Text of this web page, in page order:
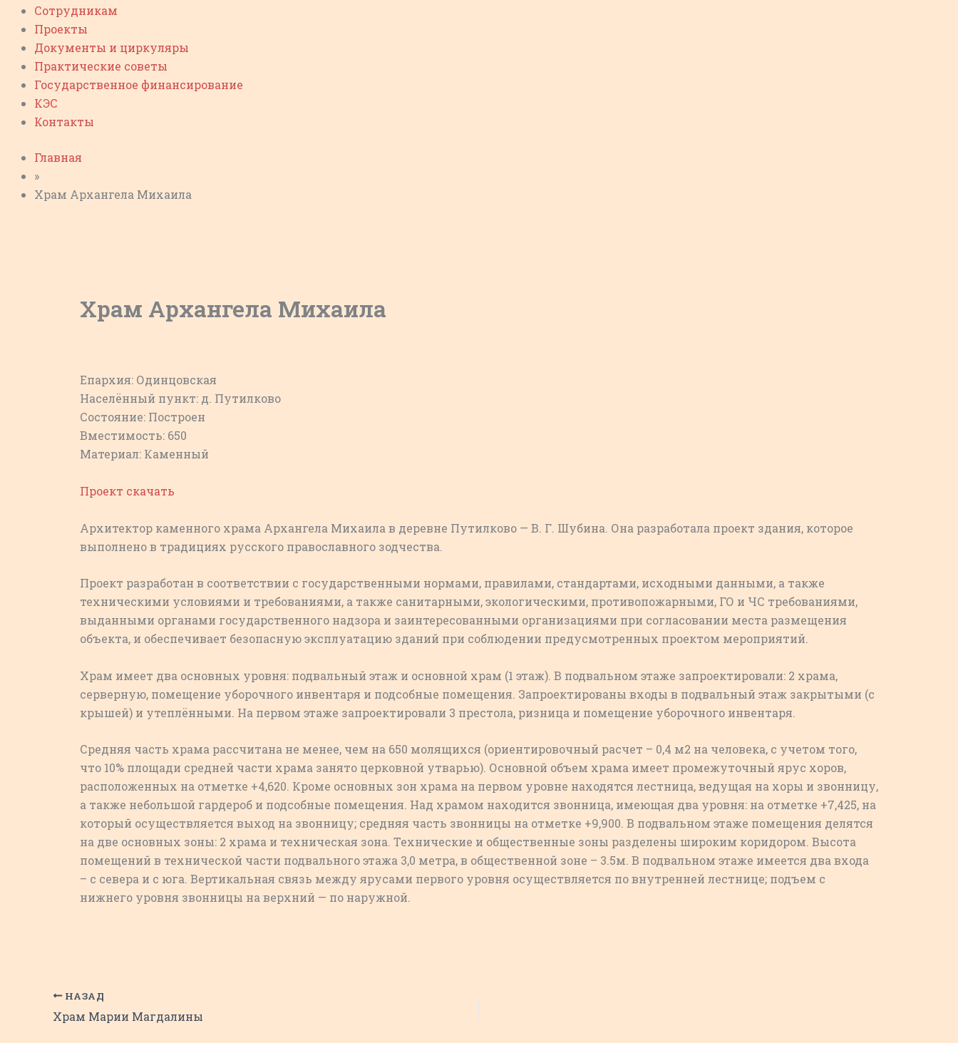
Сотрудникам
Проекты
Документы и циркуляры
Практические советы
Государственное финансирование
КЭС
Контакты
Главная
»
Храм Архангела Михаила
Храм Архангела Михаила
Епархия: Одинцовская
Населённый пункт: д. Путилково
Состояние: Построен
Вместимость: 650
Материал: Каменный
Проект скачать
Архитектор каменного храма Архангела Михаила в деревне Путилково — В. Г. Шубина. Она разработала проект здания, которое
выполнено в традициях русского православного зодчества.
Проект разработан в соответствии с государственными нормами, правилами, стандартами, исходными данными, а также
техническими условиями и требованиями, а также санитарными, экологическими, противопожарными, ГО и ЧС требованиями,
выданными органами государственного надзора и заинтересованными организациями при согласовании места размещения
объекта, и обеспечивает безопасную эксплуатацию зданий при соблюдении предусмотренных проектом мероприятий.
Храм имеет два основных уровня: подвальный этаж и основной храм (1 этаж). В подвальном этаже запроектировали: 2 храма,
серверную, помещение уборочного инвентаря и подсобные помещения. Запроектированы входы в подвальный этаж закрытыми (с
крышей) и утеплёнными. На первом этаже запроектировали 3 престола, ризница и помещение уборочного инвентаря.
Средняя часть храма рассчитана не менее, чем на 650 молящихся (ориентировочный расчет – 0,4 м2 на человека, с учетом того,
что 10% площади средней части храма занято церковной утварью). Основной объем храма имеет промежуточный ярус хоров,
расположенных на отметке +4,620. Кроме основных зон храма на первом уровне находятся лестница, ведущая на хоры и звонницу,
а также небольшой гардероб и подсобные помещения. Над храмом находится звонница, имеющая два уровня: на отметке +7,425, на
который осуществляется выход на звонницу; средняя часть звонницы на отметке +9,900. В подвальном этаже помещения делятся
на две основных зоны: 2 храма и техническая зона. Технические и общественные зоны разделены широким коридором. Высота
помещений в технической части подвального этажа 3,0 метра, в общественной зоне – 3.5м. В подвальном этаже имеется два входа
– с севера и с юга. Вертикальная связь между ярусами первого уровня осуществляется по внутренней лестнице; подъем с
нижнего уровня звонницы на верхний — по наружной.
НАЗАД
Храм Марии Магдалины